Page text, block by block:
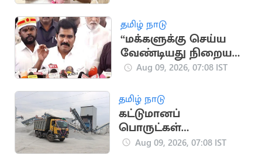
எஸ்.பி.வேலுமணி
தமிழ் நாடு
“மக்களுக்கு செய்ய
வேண்டியது நிறைய
இருக்கு” - அமைச்சர்
Aug 09, 2026, 07:08 IST
தமிழ் நாடு
கட்டுமானப்
பொருட்கள்
விலைப்பட்டியல்
Aug 09, 2026, 07:08 IST